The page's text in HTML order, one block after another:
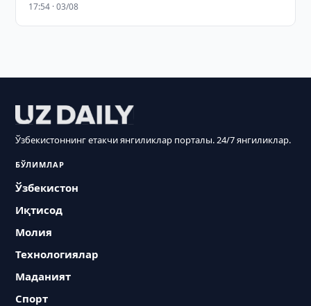
17:54 · 03/08
Ўзбекистоннинг етакчи янгиликлар порталы. 24/7 янгиликлар.
БЎЛИМЛАР
Ўзбекистон
Иқтисод
Молия
Технологиялар
Маданият
Спорт